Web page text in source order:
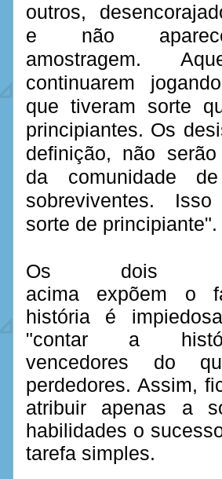
outros,
e não
amostragem.
continuarem
que tiveram sorte
principiantes. Os
definição, não
da comunidade de
sobreviventes.
sorte de principiante".
Os dois
acima expõem o
história é
"contar a
vencedores do
perdedores. Assim,
atribuir apenas a
habilidades o
tarefa simples.